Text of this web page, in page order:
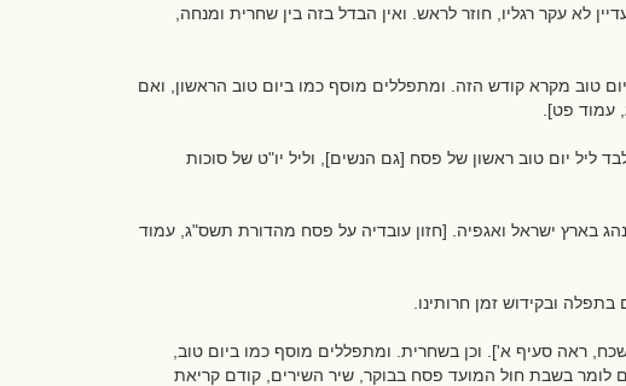
לא עקר רגליו, חוזר לראש. ואין הבדל בזה בין שחרית ומנחה,
טוב מקרא קודש הזה. ומתפללים מוסף כמו ביום טוב הראשון, ואם
עמוד פט].
ליל יום טוב ראשון של פסח [גם הנשים], וליל יו"ט של סוכות
בארץ ישראל ואגפיה. [חזון עובדיה על פסח מהדורת תשס"ג, עמוד
בתפלה ובקידוש זמן חרותינו.
ראה סעיף א']. וכן בשחרית. ומתפללים מוסף כמו ביום טוב,
לומר בשבת חול המועד פסח בבוקר, שיר השירים, קודם קריאת